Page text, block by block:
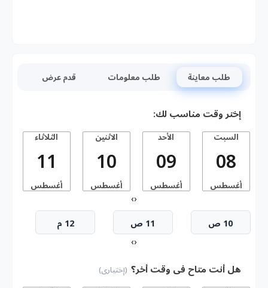
طلب معاينة طلب معلومات قدم عرض
إختر وقت مناسب لك:
السبت
08
أغسطس
الأحد
09
أغسطس
الاثنين
10
أغسطس
الثلاثاء
11
أغسطس
‹
›
10 ص 11 ص 12 م
‹
›
هل أنت متاح فى وقت أخر؟ (إختيارى)